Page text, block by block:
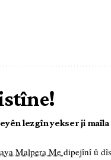
lezgîn yekser ji
Malpera Me dipejînî û